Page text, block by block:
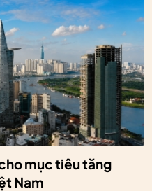
mục tiêu tăng
Nam